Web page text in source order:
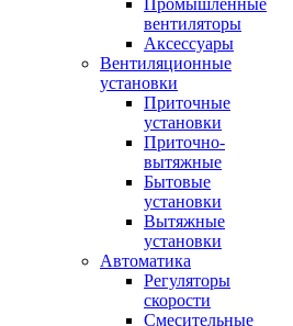
Промышленные
вентиляторы
Аксессуары
Вентиляционные
установки
Приточные
установки
Приточно-
вытяжные
Бытовые
установки
Вытяжные
установки
Автоматика
Регуляторы
скорости
Смесительные